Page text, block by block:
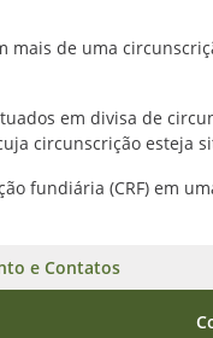
mais de uma
em divisa de
circunscrição
fundiária (CRF) em
e Contatos